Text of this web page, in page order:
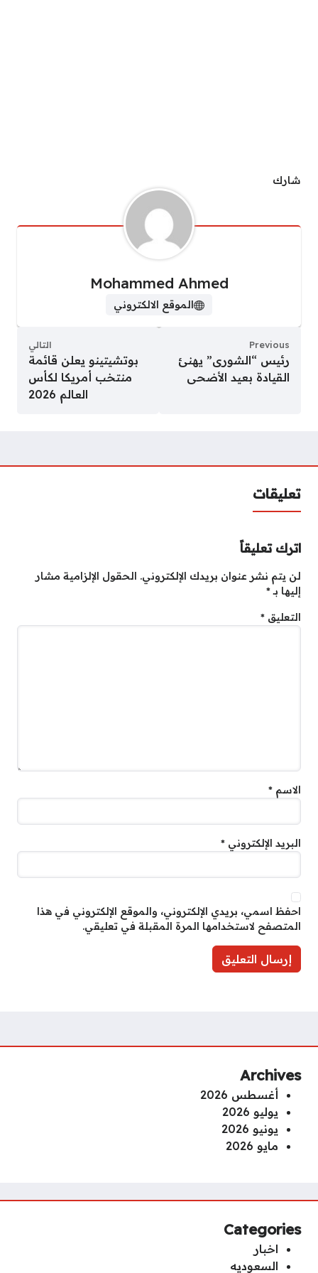
شارك
Mohammed Ahmed
الموقع الالكتروني
Previous
رئيس “الشورى” يهنئ
القيادة بعيد الأضحى
التالي
بوتشيتينو يعلن قائمة
منتخب أمريكا لكأس
العالم 2026
تعليقات
اترك تعليقاً
لن يتم نشر عنوان بريدك الإلكتروني.
الحقول الإلزامية مشار
إليها بـ*
التعليق *
الاسم *
البريد الإلكتروني *
احفظ اسمي، بريدي الإلكتروني، والموقع الإلكتروني في هذا
المتصفح لاستخدامها المرة المقبلة في تعليقي.
Archives
أغسطس 2026
يوليو 2026
يونيو 2026
مايو 2026
Categories
اخبار
السعوديه